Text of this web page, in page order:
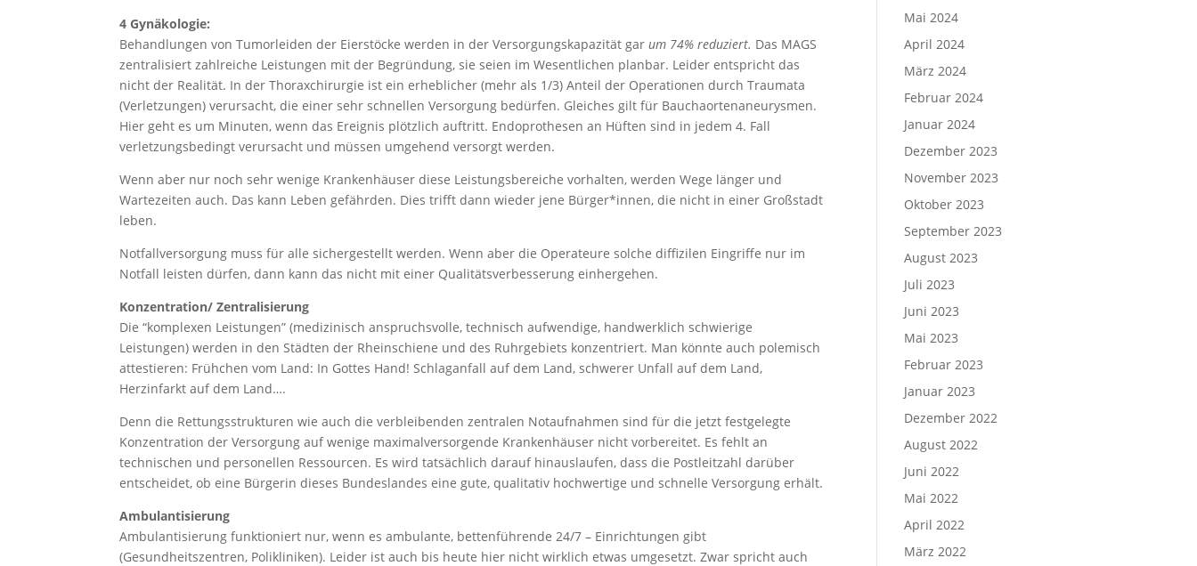
4 Gynäkologie:
Behandlungen von Tumorleiden der Eierstöcke werden in der Versorgungskapazität garum 74% reduziert. Das MAGS
zentralisiert zahlreiche Leistungen mit der Begründung, sie seien im Wesentlichen planbar. Leider entspricht das
nicht der Realität. In der Thoraxchirurgie ist ein erheblicher (mehr als 1/3) Anteil der Operationen durch Traumata
(Verletzungen) verursacht, die einer sehr schnellen Versorgung bedürfen. Gleiches gilt für Bauchaortenaneurysmen.
Hier geht es um Minuten, wenn das Ereignis plötzlich auftritt. Endoprothesen an Hüften sind in jedem 4. Fall
verletzungsbedingt verursacht und müssen umgehend versorgt werden.
Wenn aber nur noch sehr wenige Krankenhäuser diese Leistungsbereiche vorhalten, werden Wege länger und
Wartezeiten auch. Das kann Leben gefährden. Dies trifft dann wieder jene Bürger*innen, die nicht in einer Großstadt
leben.
Notfallversorgung muss für alle sichergestellt werden. Wenn aber die Operateure solche diffizilen Eingriffe nur im
Notfall leisten dürfen, dann kann das nicht mit einer Qualitätsverbesserung einhergehen.
Konzentration/ Zentralisierung
Die “komplexen Leistungen” (medizinisch anspruchsvolle, technisch aufwendige, handwerklich schwierige
Leistungen) werden in den Städten der Rheinschiene und des Ruhrgebiets konzentriert. Man könnte auch polemisch
attestieren: Frühchen vom Land: In Gottes Hand! Schlaganfall auf dem Land, schwerer Unfall auf dem Land,
Herzinfarkt auf dem Land….
Denn die Rettungsstrukturen wie auch die verbleibenden zentralen Notaufnahmen sind für die jetzt festgelegte
Konzentration der Versorgung auf wenige maximalversorgende Krankenhäuser nicht vorbereitet. Es fehlt an
technischen und personellen Ressourcen. Es wird tatsächlich darauf hinauslaufen, dass die Postleitzahl darüber
entscheidet, ob eine Bürgerin dieses Bundeslandes eine gute, qualitativ hochwertige und schnelle Versorgung erhält.
Ambulantisierung
Ambulantisierung funktioniert nur, wenn es ambulante, bettenführende 24/7 – Einrichtungen gibt
(Gesundheitszentren, Polikliniken). Leider ist auch bis heute hier nicht wirklich etwas umgesetzt. Zwar spricht auch
Mai 2024
April 2024
März 2024
Februar 2024
Januar 2024
Dezember 2023
November 2023
Oktober 2023
September 2023
August 2023
Juli 2023
Juni 2023
Mai 2023
Februar 2023
Januar 2023
Dezember 2022
August 2022
Juni 2022
Mai 2022
April 2022
März 2022